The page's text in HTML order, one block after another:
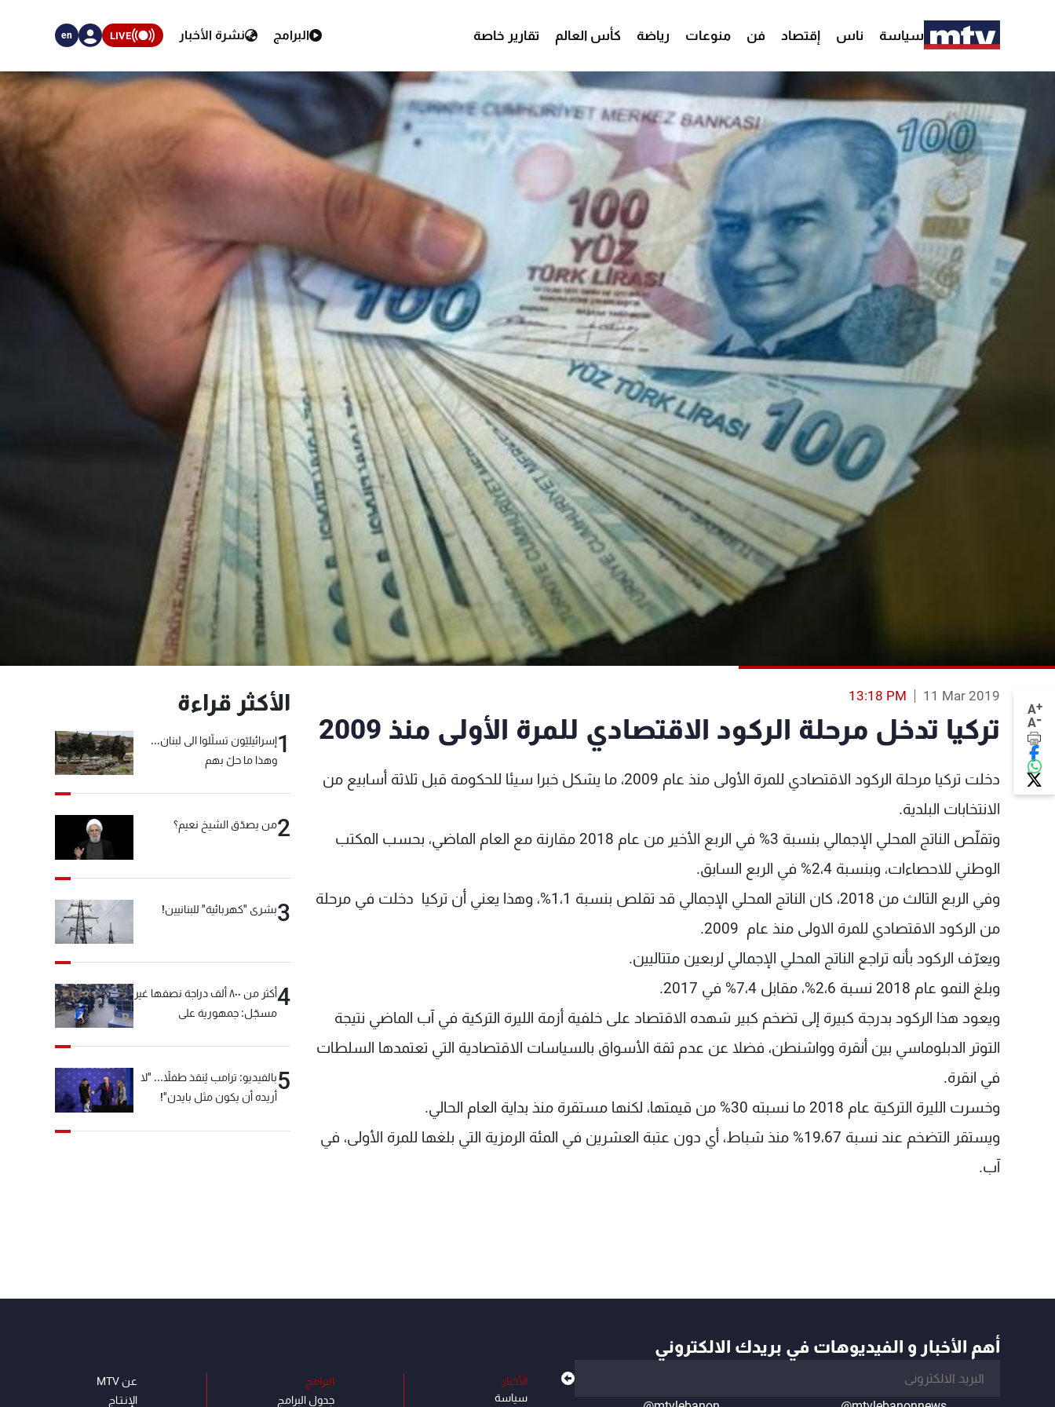
سياسة ناس إقتصاد فن منوعات رياضة كأس العالم تقارير خاصة البرامج نشرة الأخبار LIVE
en
A+
A-
11 Mar 2019
13:18 PM
تركيا تدخل مرحلة الركود الاقتصادي للمرة الأولى منذ 2009
دخلت تركيا مرحلة الركود الاقتصادي للمرة الأولى منذ عام 2009، ما يشكل خبرا سيئا للحكومة قبل ثلاثة أسابيع من
الانتخابات البلدية.
وتقلّص الناتج المحلي الإجمالي بنسبة 3% في الربع الأخير من عام 2018 مقارنة مع العام الماضي، بحسب المكتب
الوطني للاحصاءات، وبنسبة 2،4% في الربع السابق.
وفي الربع الثالث من 2018، كان الناتج المحلي الإجمالي قد تقلص بنسبة 1،1%، وهذا يعني أن تركيا دخلت في مرحلة
من الركود الاقتصادي للمرة الاولى منذ عام 2009.
ويعرّف الركود بأنه تراجع الناتج المحلي الإجمالي لربعين متتاليين.
وبلغ النمو عام 2018 نسبة 2،6%، مقابل 7،4% في 2017.
ويعود هذا الركود بدرجة كبيرة إلى تضخم كبير شهده الاقتصاد على خلفية أزمة الليرة التركية في آب الماضي نتيجة
التوتر الدبلوماسي بين أنقرة وواشنطن، فضلا عن عدم ثقة الأسواق بالسياسات الاقتصادية التي تعتمدها السلطات
في انقرة.
وخسرت الليرة التركية عام 2018 ما نسبته 30% من قيمتها، لكنها مستقرة منذ بداية العام الحالي.
ويستقر التضخم عند نسبة 19،67% منذ شباط، أي دون عتبة العشرين في المئة الرمزية التي بلغها للمرة الأولى، في
آب.
الأكثر قراءة
1إسرائيليّون تسلّلوا الى لبنان...
وهذا ما حلّ بهم
2من يصدّق الشيخ نعيم؟
3بشرى "كهربائية" للبنانيين!
4
أكثر من ٨٠٠ ألف دراجة نصفها غير
مسجّل: جمهورية على
5بالفيديو: ترامب يُنقذ طفلاً... "لا
أريده أن يكون مثل بايدن"!
أهم الأخبار و الفيديوهات في بريدك الالكتروني
الأخبار
سياسة
البرامج
جدول البرامج
عن MTV
الإنـتـاج